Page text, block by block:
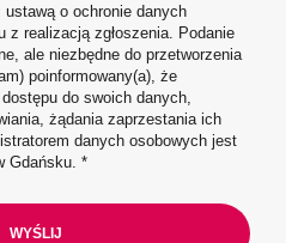
o ochronie danych
z realizacją zgłoszenia. Podanie
ale niezbędne do przetworzenia
poinformowany(a), że
do swoich danych,
żądania zaprzestania ich
danych osobowych jest
Gdańsku. *